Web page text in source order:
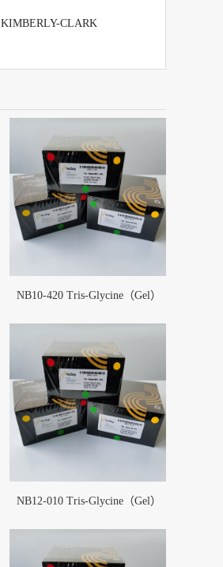
KIMBERLY-CLARK
NB10-420 Tris-Glycine（Gel）
NB12-010 Tris-Glycine（Gel）